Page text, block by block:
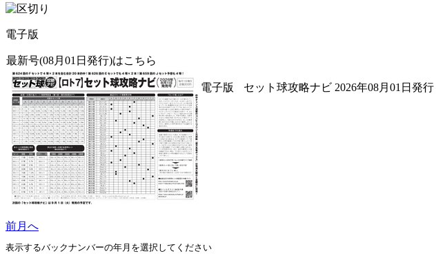
電子版
最新号(08月01日発行)はこちら
電子版 セット球攻略ナビ 2026年08月01日発行
前月へ
表示するバックナンバーの年月を選択してください